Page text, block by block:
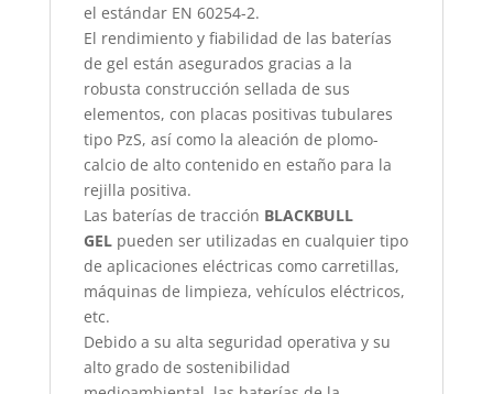
el estándar EN 60254-2.
El rendimiento y fiabilidad de las baterías
de gel están asegurados gracias a la
robusta construcción sellada de sus
elementos, con placas positivas tubulares
tipo PzS, así como la aleación de plomo-
calcio de alto contenido en estaño para la
rejilla positiva.
Las baterías de tracción BLACKBULL
GELpueden ser utilizadas en cualquier tipo
de aplicaciones eléctricas como carretillas,
máquinas de limpieza, vehículos eléctricos,
etc.
Debido a su alta seguridad operativa y su
alto grado de sostenibilidad